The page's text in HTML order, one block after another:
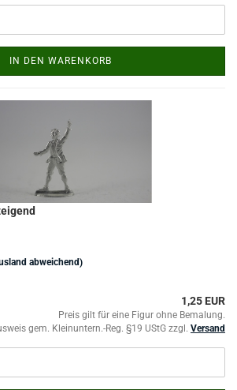
IN DEN WARENKORB
abweichend)
1,25 EUR
Preis gilt für eine Figur ohne Bemalung.
gem. Kleinuntern.-Reg. §19 UStG zzgl. Versand